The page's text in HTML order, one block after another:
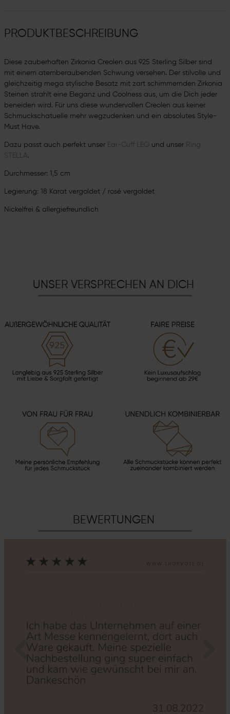
PRODUKTBESCHREIBUNG
Diese zauberhaften Zirkonia Creolen aus 925 Sterling Silber sind
mit einem atemberaubenden Schwung versehen. Der stilvolle und
gleichzeitig mega stylische Besatz mit zart schimmernden Zirkonia
Steinen strahlt eine Eleganz und Coolness aus, um die Dich jeder
beneiden wird. Für uns diese wundervollen Creolen aus keiner
Schmuckschatuelle mehr wegzudenken und ein absolutes Style-
Must Have.
Dazu passt auch perfekt unser Ear-Cuff LEO und unser Ring
STELLA.
Durchmesser: 1,5 cm
Legierung: 18 Karat vergoldet / rosé vergoldet
Nickelfrei & allergiefreundlich
UNSER VERSPRECHEN AN DICH
BEWERTUNGEN
Zurück